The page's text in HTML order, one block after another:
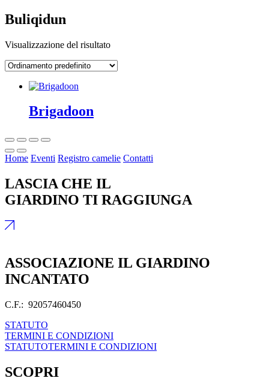
Buliqidun
Visualizzazione del risultato
Brigadoon
Home Eventi Registro camelie Contatti
LASCIA CHE IL
GIARDINO TI RAGGIUNGA
ASSOCIAZIONE IL GIARDINO
INCANTATO
C.F.: 92057460450
STATUTO
TERMINI E CONDIZIONI
STATUTOTERMINI E CONDIZIONI
SCOPRI